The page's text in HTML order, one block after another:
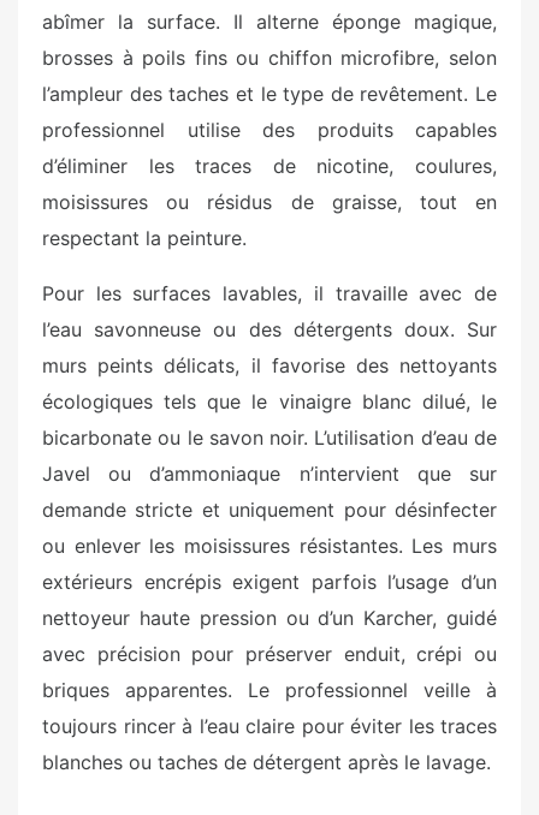
abîmer la surface. Il alterne éponge magique,
brosses à poils fins ou chiffon microfibre, selon
l’ampleur des taches et le type de revêtement. Le
professionnel utilise des produits capables
d’éliminer les traces de nicotine, coulures,
moisissures ou résidus de graisse, tout en
respectant la peinture.
Pour les surfaces lavables, il travaille avec de
l’eau savonneuse ou des détergents doux. Sur
murs peints délicats, il favorise des nettoyants
écologiques tels que le vinaigre blanc dilué, le
bicarbonate ou le savon noir. L’utilisation d’eau de
Javel ou d’ammoniaque n’intervient que sur
demande stricte et uniquement pour désinfecter
ou enlever les moisissures résistantes. Les murs
extérieurs encrépis exigent parfois l’usage d’un
nettoyeur haute pression ou d’un Karcher, guidé
avec précision pour préserver enduit, crépi ou
briques apparentes. Le professionnel veille à
toujours rincer à l’eau claire pour éviter les traces
blanches ou taches de détergent après le lavage.